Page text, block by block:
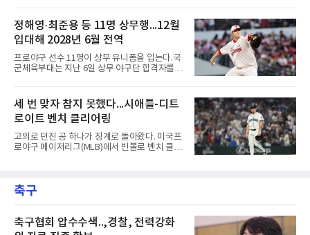
영현을 꼽으며 한국에서는 최고 대우를 받지만
미국은 다르다고 조언했다.
체이스필드에서 열린 애리조나 다이아몬드백스
와의 원정 경기에서 벤치를 지켰다. 전날 교체로
나서 1볼넷 1득점을 기록했으나 이날은 끝내 더
그아웃을 벗어나지 못했다. 시즌 성적은 55경기
타율 0.208(106타수 22안타), 1홈런, 15타점이
다. 팀은 애리조나를 5-1로 꺾고 서부지구 2위와
1경기 차로 좁혔다.김하성의 상황은 더 어렵다.
다. 지난 4일 부상자명단(IL)에서 해제돼 복귀했
지만 주전 경쟁에서 밀려난
정해영·최준용 등 11명 상무행...12월
입대해 2028년 6월 전역
프로야구 선수 11명이 상무 유니폼을 입는다.국
군체육부대는 지난 6일 상무 야구단 합격자를
10개 구단에 확인한 결과, KIA 타이거즈에서는
핵심 불펜 정해영과 우완 한재승, 내야수 윤도현
이 합격했다. 롯데 자이언츠는 오른손 불펜 최준
용과 이민석, 내야수 이호준 세 명이 이름을 올
렸고, 삼성 라이온즈에서도 좌완 이승현과 외야
수 함수호, 내야수 심재훈이 통보를 받았다.두산
베어스 투수 최지강과 키움 히어로즈 외야수 원
스, kt wiz에서는 합격자가 나오지 않았다.이들
은 올해 12월 입대해 2028
세 번 맞자 참지 못했다...시애틀-디트
로이트 벤치 클리어링
고의로 던진 공 하나가 징계로 돌아왔다. 미국프
로야구 메이저리그(MLB)에서 빈볼로 벤치 클리
윌슨 감독에게 1경기 출장 금지 처분을 내렸다.
두 사람에게는 공개되지 않은 벌금도 부과됐다.
모바일 파크에서 열린 디트로이트 타이거스전 8
회초, 2사 후 등판한 스파이어가 글라이버 토레
축구
축구협회 압수수색..,경찰, 전력강화